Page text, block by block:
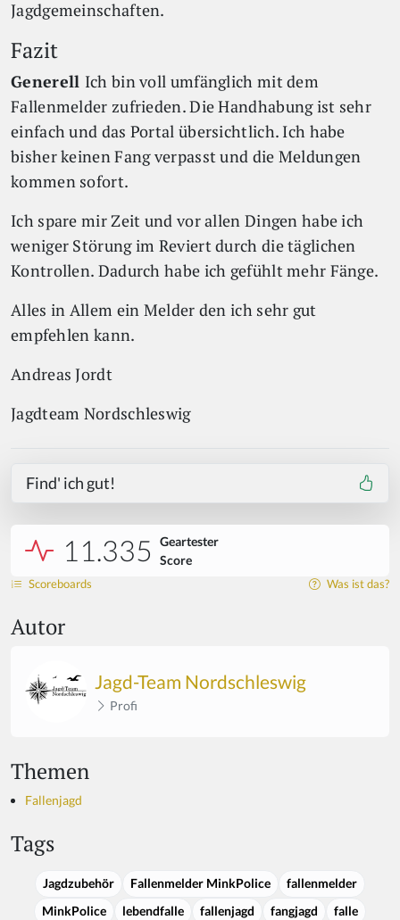
Jagdgemeinschaften.
Fazit
Generell Ich bin voll umfänglich mit dem
Fallenmelder zufrieden. Die Handhabung ist sehr
einfach und das Portal übersichtlich. Ich habe
bisher keinen Fang verpasst und die Meldungen
kommen sofort.
Ich spare mir Zeit und vor allen Dingen habe ich
weniger Störung im Reviert durch die täglichen
Kontrollen. Dadurch habe ich gefühlt mehr Fänge.
Alles in Allem ein Melder den ich sehr gut
empfehlen kann.
Andreas Jordt
Jagdteam Nordschleswig
Find' ich gut!
11.335
Geartester
Score
Scoreboards Was ist das?
Autor
Jagd-Team Nordschleswig
Profi
Themen
Fallenjagd
Tags
Jagdzubehör Fallenmelder MinkPolice
fallenmelder
MinkPolice
lebendfalle fallenjagd fangjagd
falle